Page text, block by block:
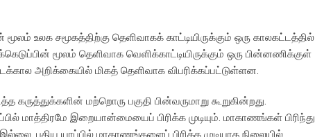
உலக சமூகத்திற்கு தெளிவாகக் காட்டியிருக்கும் ஒரு காலகட்டத்தில்
மூலம் தெளிவாக வெளிக்காட்டியிருக்கும் ஒரு பின்னணிக்குள்
அறிக்கையில் மிகத் தெளிவாக விபரிக்கப்பட்டுள்ளன.
கருத்துக்களின் மற்றொரு பகுதி பின்வருமாறு கூறுகின்றது.
மாத்திரமே இறையான்மையைப் பிரிக்க முடியும். மாகாணங்கள் பிரிந்து
புதிய யாப்பில் மாகாணங்களைப் பிரிக்க முடியாத நிலையில்